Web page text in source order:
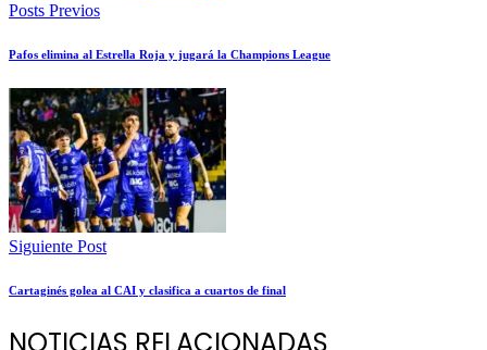
Posts Previos
Pafos elimina al Estrella Roja y jugará la Champions League
Siguiente Post
Cartaginés golea al CAI y clasifica a cuartos de final